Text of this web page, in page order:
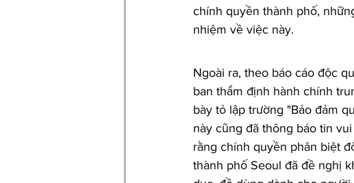
chính quyền thành phố,
nhiệm về việc này.
Ngoài ra, theo báo cáo độc
ban thẩm định hành chính
bày tỏ lập trường "Bảo đảm
này cũng đã thông báo tin
rằng chính quyền phân biệt
thành phố Seoul đã đề nghị